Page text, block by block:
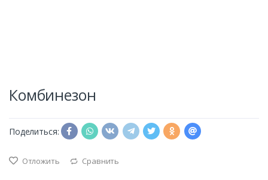
Комбинезон
Поделиться:
Отложить Сравнить